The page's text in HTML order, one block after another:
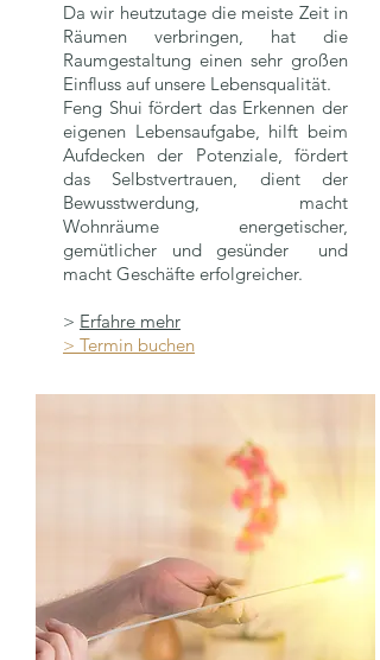
Da wir heutzutage die meiste Zeit in
Räumen verbringen, hat die
Raumgestaltung einen sehr großen
Einfluss auf unsere Lebensqualität.
Feng Shui fördert das Erkennen der
eigenen Lebensaufgabe, hilft beim
Aufdecken der Potenziale, fördert
das Selbstvertrauen, dient der
Bewusstwerdung,
macht
Wohnräume energetischer,
gemütlicher und gesünder
und
macht Geschäfte erfolgreicher.
​> Erfahre mehr
> Termin buchen